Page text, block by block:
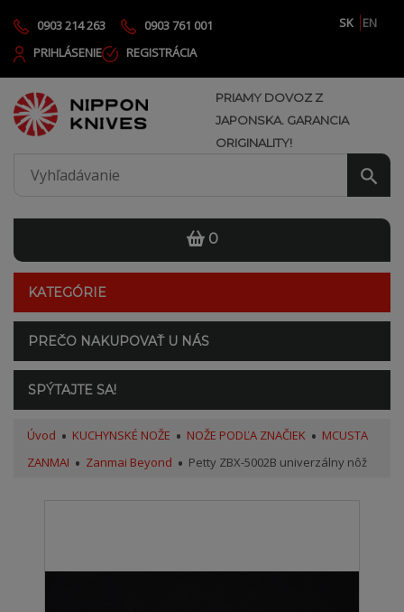
0903 214 263 0903 761 001 SK
EN
PRIHLÁSENIE
REGISTRÁCIA
PRIAMY DOVOZ Z
JAPONSKA. GARANCIA
ORIGINALITY!
0
KATEGÓRIE
PREČO NAKUPOVAŤ U NÁS
SPÝTAJTE SA!
Úvod KUCHYNSKÉ NOŽE NOŽE PODĽA ZNAČIEK
MCUSTA
ZANMAI
Zanmai Beyond Petty ZBX-5002B univerzálny nôž